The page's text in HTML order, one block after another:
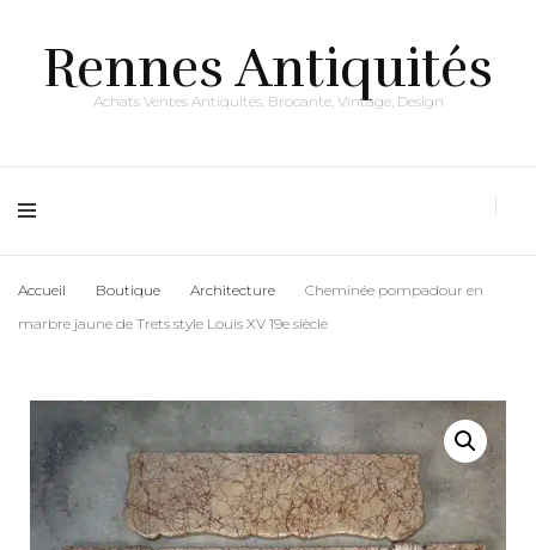
Rennes Antiquités
Achats Ventes Antiquités, Brocante, Vintage, Design
Accueil Boutique Architecture
Cheminée pompadour en
marbre jaune de Trets style Louis XV 19e siècle